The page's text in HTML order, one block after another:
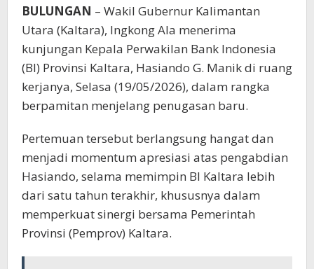
BULUNGAN – Wakil Gubernur Kalimantan
Utara (Kaltara), Ingkong Ala menerima
kunjungan Kepala Perwakilan Bank Indonesia
(BI) Provinsi Kaltara, Hasiando G. Manik di ruang
kerjanya, Selasa (19/05/2026), dalam rangka
berpamitan menjelang penugasan baru.
Pertemuan tersebut berlangsung hangat dan
menjadi momentum apresiasi atas pengabdian
Hasiando, selama memimpin BI Kaltara lebih
dari satu tahun terakhir, khususnya dalam
memperkuat sinergi bersama Pemerintah
Provinsi (Pemprov) Kaltara.